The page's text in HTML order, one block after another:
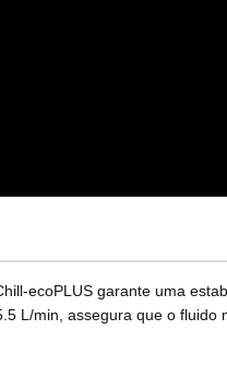
ecoPLUS garante uma
L/min, assegura que o